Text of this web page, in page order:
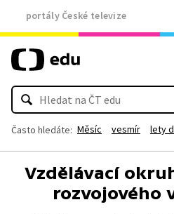
portály České televize
Často hledáte: Měsíc vesmír lety
Vzdělávací
rozvojového